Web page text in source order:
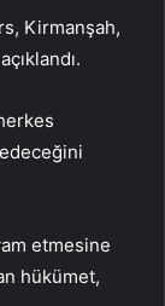
Kirmanşah,
etmesine
hükümet,